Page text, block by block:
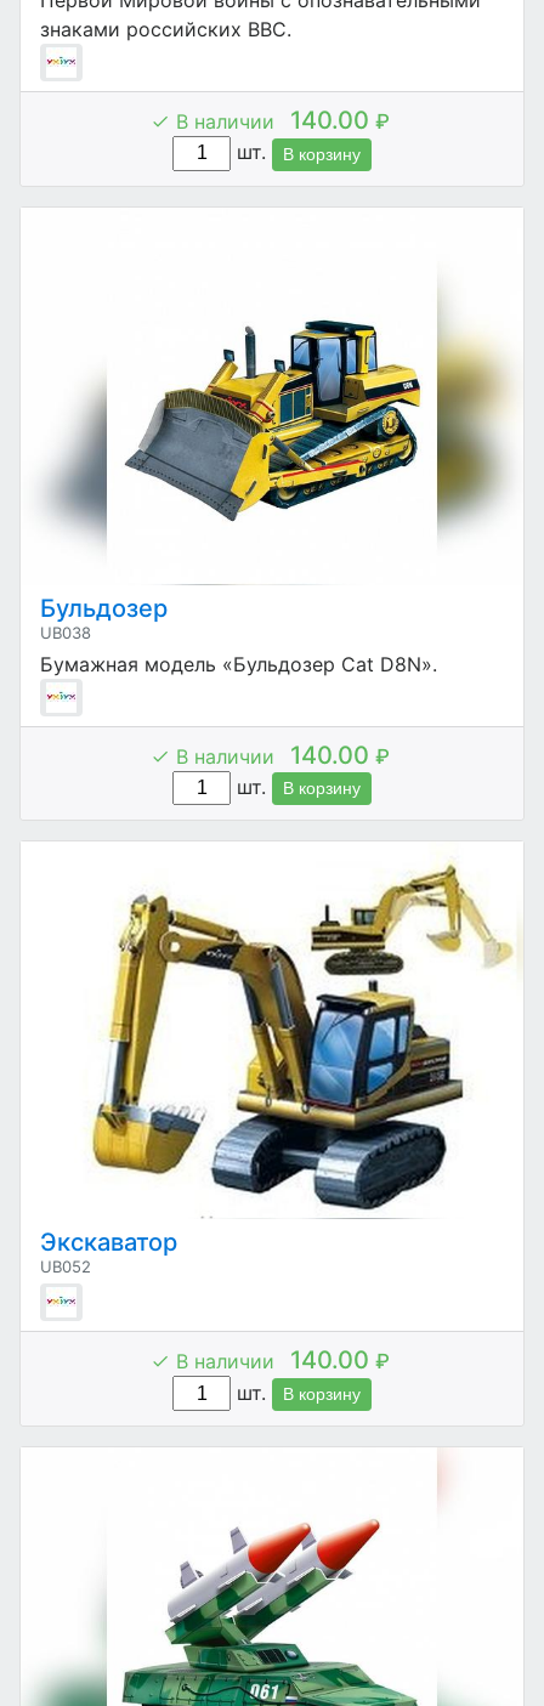
знаками российских ВВС.
В наличии 140.00 ₽
шт.
В корзину
Бульдозер
UB038
Бумажная модель «Бульдозер Cat D8N».
В наличии 140.00 ₽
шт.
В корзину
Экскаватор
UB052
В наличии 140.00 ₽
шт.
В корзину